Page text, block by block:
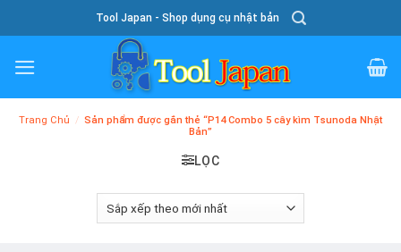
To
Content
Tool Japan - Shop dụng cụ nhật bản
Trang Chủ / Sản phẩm được gắn thẻ “P14 Combo 5 cây kìm Tsunoda Nhật
Bản”
LỌC